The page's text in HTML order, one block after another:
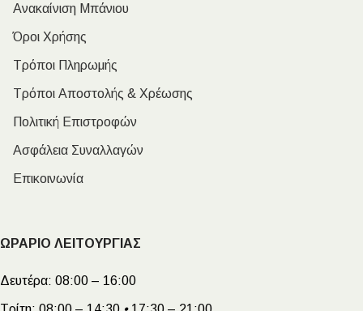
Ανακαίνιση Μπάνιου
Όροι Χρήσης
Τρόποι Πληρωμής
Τρόποι Αποστολής & Χρέωσης
Πολιτική Επιστροφών
Ασφάλεια Συναλλαγών
Επικοινωνία
ΩΡΑΡΙΟ ΛΕΙΤΟΥΡΓΙΑΣ
Δευτέρα: 08:00 – 16:00